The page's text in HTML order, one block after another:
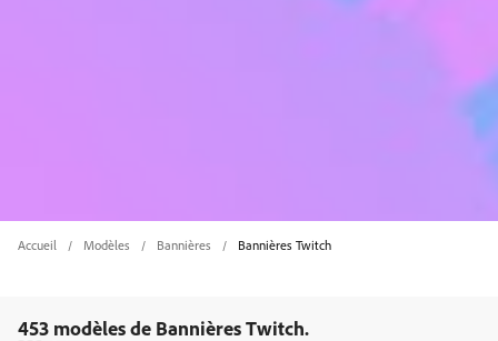
Accueil Modèles Bannières Bannières Twitch
453 modèles de Bannières Twitch.